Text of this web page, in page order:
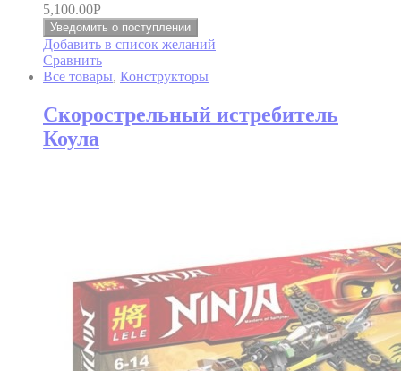
5,100.00Р
Уведомить о поступлении
Добавить в список желаний
Сравнить
Все товары, Конструкторы
Скорострельный истребитель
Коула